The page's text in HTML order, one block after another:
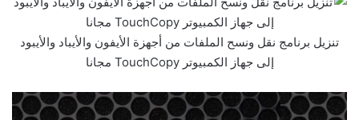
تنزيل برنامج نقل ونسح الملفات من أجهزة الأيفون والأيباد والأيبود
إلى جهاز الكمبيوتر TouchCopy مجانا